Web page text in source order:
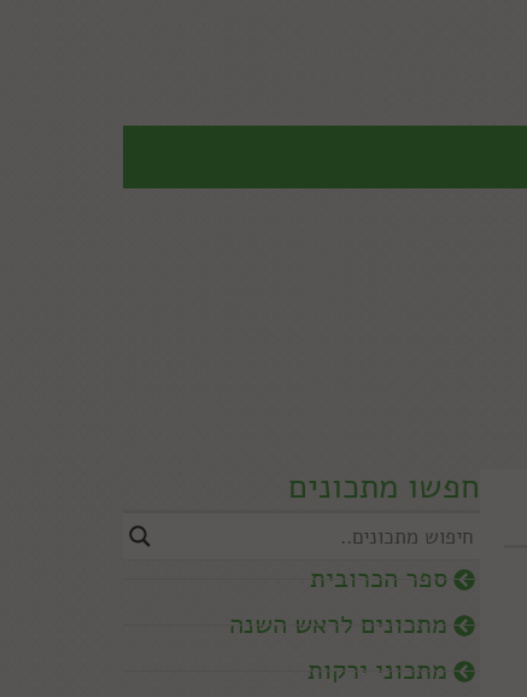
חפשו מתכונים
ספר הכרובית
מתכונים לראש השנה
מתכוני ירקות